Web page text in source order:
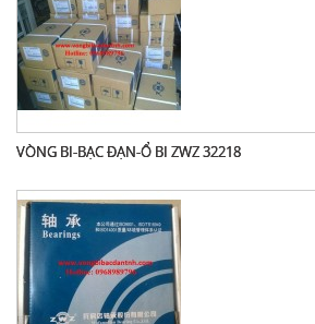
VÒNG BI-BẠC ĐẠN-Ổ BI ZWZ 32218